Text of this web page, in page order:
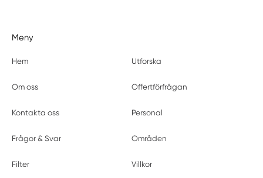
Meny
Hem Utforska
Om oss Offertförfrågan
Kontakta oss Personal
Frågor & Svar Områden
Filter Villkor